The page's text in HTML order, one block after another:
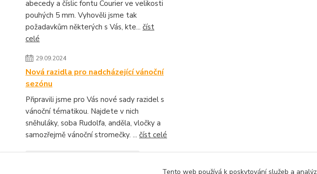
abecedy a číslic fontu Courier ve velikosti
pouhých 5 mm. Vyhověli jsme tak
požadavkům některých s Vás, kte... číst
celé
29.09.2024
Nová razidla pro nadcházející vánoční
sezónu
Připravili jsme pro Vás nové sady razidel s
vánoční tématikou. Najdete v nich
sněhuláky, soba Rudolfa, anděla, vločky a
samozřejmě vánoční stromečky. ... číst celé
Tento web používá k poskytování služeb a